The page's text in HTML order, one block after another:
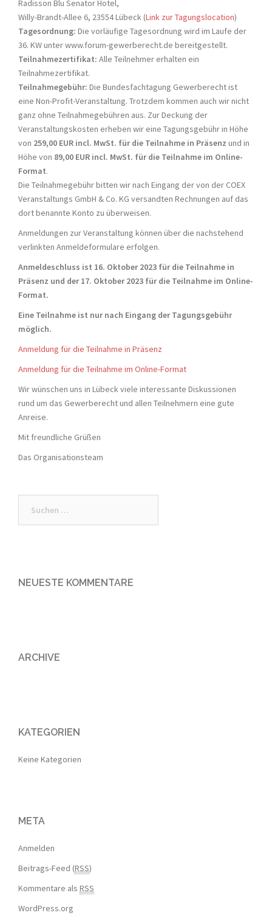
Radisson Blu Senator Hotel,
Willy-Brandt-Allee 6, 23554 Lübeck (Link zur Tagungslocation)
Tagesordnung: Die vorläufige Tagesordnung wird im Laufe der
36. KW unter www.forum-gewerberecht.de bereitgestellt.
Teilnahmezertifikat: Alle Teilnehmer erhalten ein
Teilnahmezertifikat.
Teilnahmegebühr: Die Bundesfachtagung Gewerberecht ist
eine Non-Profit-Veranstaltung. Trotzdem kommen auch wir nicht
ganz ohne Teilnahmegebühren aus. Zur Deckung der
Veranstaltungskosten erheben wir eine Tagungsgebühr in Höhe
von 259,00 EUR incl. MwSt. für die Teilnahme in Präsenz und in
Höhe von 89,00 EUR incl. MwSt. für die Teilnahme im Online-
Format.
Die Teilnahmegebühr bitten wir nach Eingang der von der COEX
Veranstaltungs GmbH & Co. KG versandten Rechnungen auf das
dort benannte Konto zu überweisen.
Anmeldungen zur Veranstaltung können über die nachstehend
verlinkten Anmeldeformulare erfolgen.
Anmeldeschluss ist 16. Oktober 2023 für die Teilnahme in
Präsenz und der 17. Oktober 2023 für die Teilnahme im Online-
Format.
Eine Teilnahme ist nur nach Eingang der Tagungsgebühr
möglich.
Anmeldung für die Teilnahme in Präsenz
Anmeldung für die Teilnahme im Online-Format
Wir wünschen uns in Lübeck viele interessante Diskussionen
rund um das Gewerberecht und allen Teilnehmern eine gute
Anreise.
Mit freundliche Grüßen
Das Organisationsteam
nach:
NEUESTE KOMMENTARE
ARCHIVE
KATEGORIEN
Keine Kategorien
META
Anmelden
Beitrags-Feed (RSS)
Kommentare als RSS
WordPress.org